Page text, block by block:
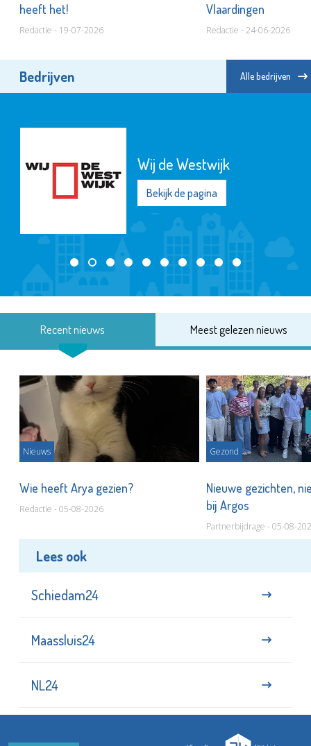
heeft het!
Redactie - 19-07-2026
Vlaardingen
Redactie - 24-06-2026
Bedrijven Alle bedrijven
Wij de Westwijk
Bekijk de pagina
Recent nieuws Meest gelezen nieuws
Nieuws
Wie heeft Arya gezien?
Redactie - 05-08-2026
Gezond
Nieuwe gezichten,
bij Argos
Partnerbijdrage - 05-08-
Lees ook
Schiedam24
Maassluis24
NL24